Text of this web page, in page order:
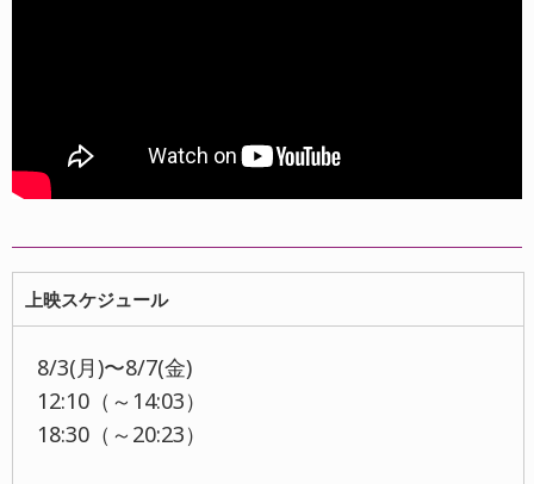
上映スケジュール
8/3(月)〜8/7(金)
12:10（～14:03）
18:30（～20:23）